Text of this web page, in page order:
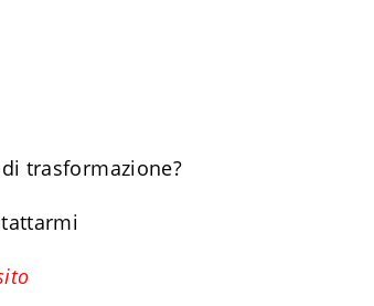
trasformazione?